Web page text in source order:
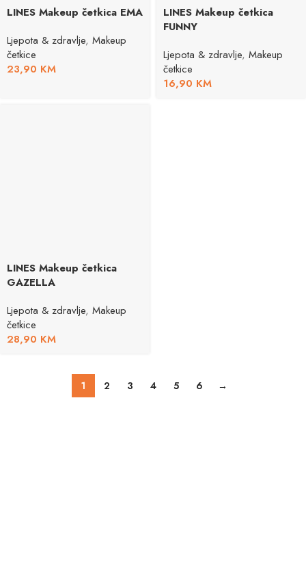
LINES Makeup četkica EMA
Ljepota & zdravlje, Makeup
četkice
23,90 KM
LINES Makeup četkica
FUNNY
Ljepota & zdravlje, Makeup
četkice
16,90 KM
LINES Makeup četkica
GAZELLA
Ljepota & zdravlje, Makeup
četkice
28,90 KM
1 2 3 4 5 6 →